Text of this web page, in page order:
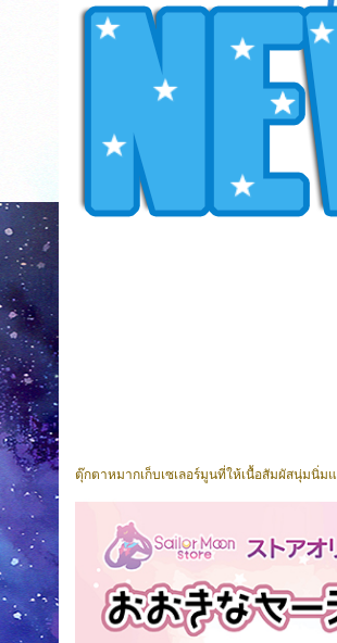
ตุ๊กตาหมากเก็บเซเลอร์มูนที่ให้เนื้อสัมผัสนุ่มนิ่